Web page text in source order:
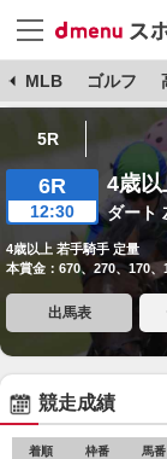
MLB ゴルフ
5R
6R
12:30
4歳以
ダート
4歳以上 若手騎手 定量
本賞金：670、270、170、
出馬表
競走成績
着順 枠番 馬番